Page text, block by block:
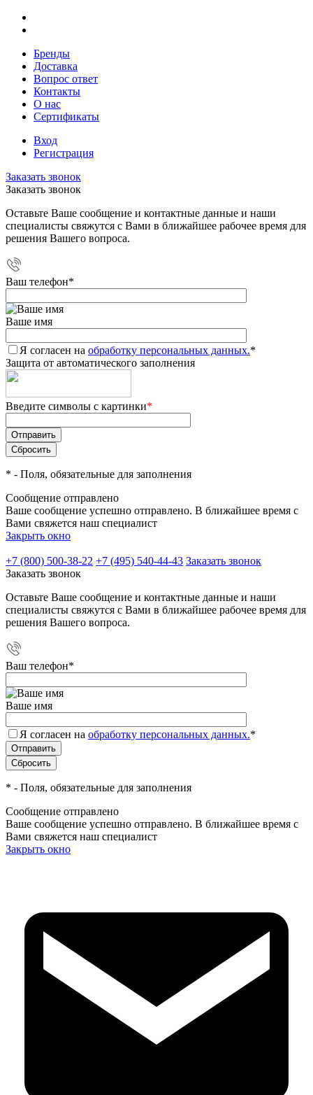
Бренды
Доставка
Вопрос ответ
Контакты
О нас
Сертификаты
Вход
Регистрация
Заказать звонок
Заказать звонок
Оставьте Ваше сообщение и контактные данные и наши
специалисты свяжутся с Вами в ближайшее рабочее время для
решения Вашего вопроса.
Ваш телефон*
Ваше имя
Я согласен на обработку персональных данных.*
Защита от автоматического заполнения
Введите символы с картинки*
* - Поля, обязательные для заполнения
Сообщение отправлено
Ваше сообщение успешно отправлено. В ближайшее время с
Вами свяжется наш специалист
Закрыть окно
+7 (800) 500-38-22 +7 (495) 540-44-43 Заказать звонок
Заказать звонок
Оставьте Ваше сообщение и контактные данные и наши
специалисты свяжутся с Вами в ближайшее рабочее время для
решения Вашего вопроса.
Ваш телефон*
Ваше имя
Я согласен на обработку персональных данных.*
* - Поля, обязательные для заполнения
Сообщение отправлено
Ваше сообщение успешно отправлено. В ближайшее время с
Вами свяжется наш специалист
Закрыть окно